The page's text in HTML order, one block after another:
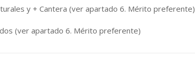
y + Cantera (ver apartado 6. Mérito preferente)
(ver apartado 6. Mérito preferente)